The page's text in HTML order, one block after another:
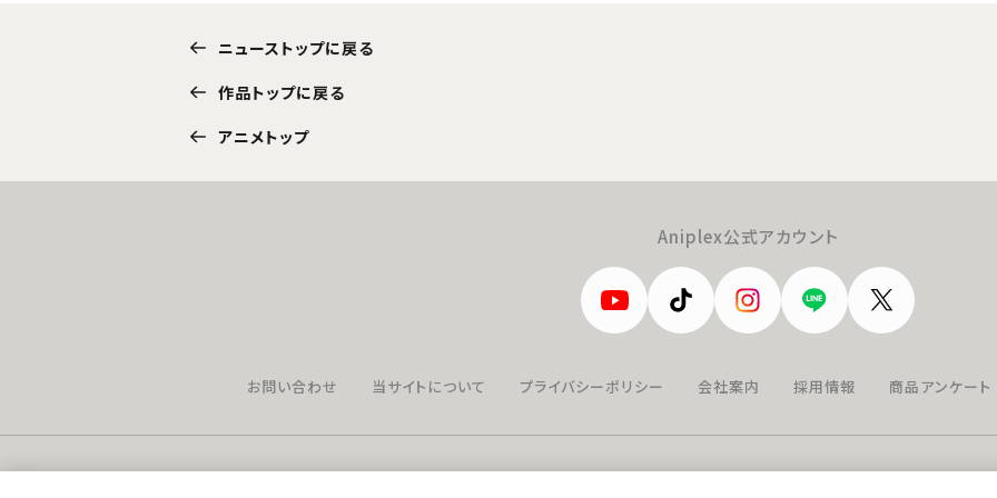
ニューストップに戻る
作品トップに戻る
アニメトップ
Aniplex公式アカウント
お問い合わせ 当サイトについて プライバシーポリシー 会社案内 採用情報 商品アンケート